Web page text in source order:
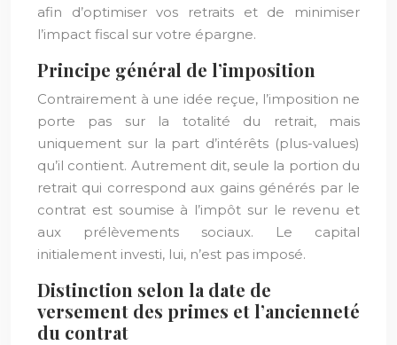
afin d’optimiser vos retraits et de minimiser
l’impact fiscal sur votre épargne.
Principe général de l’imposition
Contrairement à une idée reçue, l’imposition ne
porte pas sur la totalité du retrait, mais
uniquement sur la part d’intérêts (plus-values)
qu’il contient. Autrement dit, seule la portion du
retrait qui correspond aux gains générés par le
contrat est soumise à l’impôt sur le revenu et
aux prélèvements sociaux. Le capital
initialement investi, lui, n’est pas imposé.
Distinction selon la date de
versement des primes et l’ancienneté
du contrat